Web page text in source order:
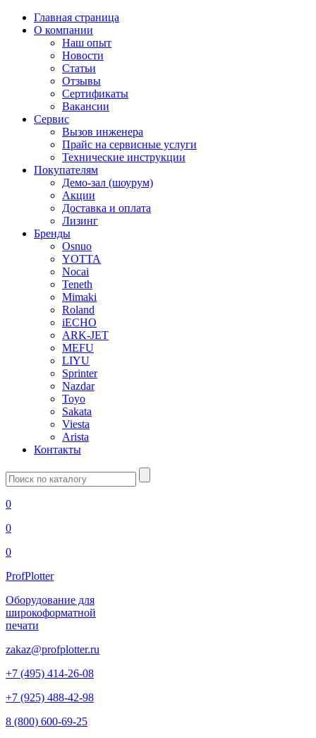
Главная страница
О компании
Наш опыт
Новости
Статьи
Отзывы
Сертификаты
Вакансии
Сервис
Вызов инженера
Прайс на сервисные услуги
Технические инструкции
Покупателям
Демо-зал (шоурум)
Акции
Доставка и оплата
Лизинг
Бренды
Osnuo
YOTTA
Nocai
Teneth
Mimaki
Roland
iECHO
ARK-JET
MEFU
LIYU
Sprinter
Nazdar
Toyo
Sakata
Viesta
Arista
Контакты
Введите
запрос
0
0
0
ProfPlotter
Оборудование для
широкоформатной
печати
zakaz@profplotter.ru
+7 (495) 414-26-08
+7 (925) 488-42-98
8 (800) 600-69-25